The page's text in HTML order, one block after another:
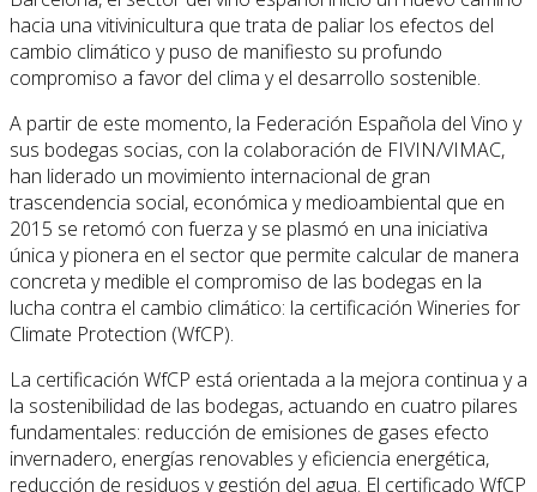
hacia una vitivinicultura que trata de paliar los efectos del
cambio climático y puso de manifiesto su profundo
compromiso a favor del clima y el desarrollo sostenible.
A partir de este momento, la Federación Española del Vino y
sus bodegas socias, con la colaboración de FIVIN/VIMAC,
han liderado un movimiento internacional de gran
trascendencia social, económica y medioambiental que en
2015 se retomó con fuerza y se plasmó en una iniciativa
única y pionera en el sector que permite calcular de manera
concreta y medible el compromiso de las bodegas en la
lucha contra el cambio climático: la certificación Wineries for
Climate Protection (WfCP).
La certificación WfCP está orientada a la mejora continua y a
la sostenibilidad de las bodegas, actuando en cuatro pilares
fundamentales: reducción de emisiones de gases efecto
invernadero, energías renovables y eficiencia energética,
reducción de residuos y gestión del agua. El certificado WfCP